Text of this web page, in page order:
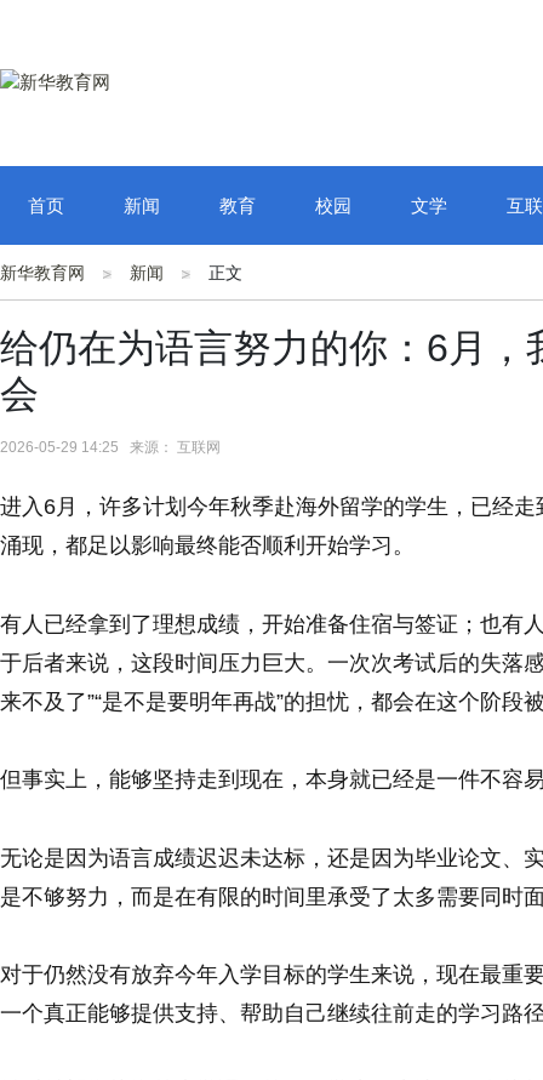
首页 新闻 教育 校园 文学 互
新华教育网 新闻 正文
给仍在为语言努力的你：6月
会
2026-05-29 14:25 来源： 互联网
进入6月，许多计划今年秋季赴海外留学的学生，已经
涌现，都足以影响最终能否顺利开始学习。
有人已经拿到了理想成绩，开始准备住宿与签证；也有
于后者来说，这段时间压力巨大。一次次考试后的失落
来不及了”“是不是要明年再战”的担忧，都会在这个阶段
但事实上，能够坚持走到现在，本身就已经是一件不容
无论是因为语言成绩迟迟未达标，还是因为毕业论文、
是不够努力，而是在有限的时间里承受了太多需要同时
对于仍然没有放弃今年入学目标的学生来说，现在最重
一个真正能够提供支持、帮助自己继续往前走的学习路